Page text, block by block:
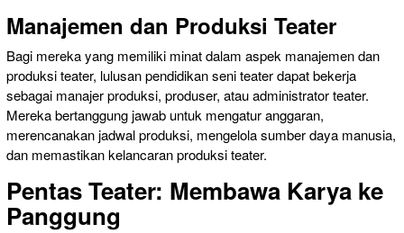
Manajemen dan Produksi Teater
Bagi mereka yang memiliki minat dalam aspek manajemen dan
produksi teater, lulusan pendidikan seni teater dapat bekerja
sebagai manajer produksi, produser, atau administrator teater.
Mereka bertanggung jawab untuk mengatur anggaran,
merencanakan jadwal produksi, mengelola sumber daya manusia,
dan memastikan kelancaran produksi teater.
Pentas Teater: Membawa Karya ke
Panggung